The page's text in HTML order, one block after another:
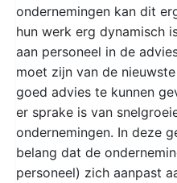
ondernemingen kan dit
hun werk erg dynamisch
aan personeel in de
moet zijn van de
goed advies te kunnen
er sprake is van
ondernemingen. In deze
belang dat de
personeel) zich aanpast